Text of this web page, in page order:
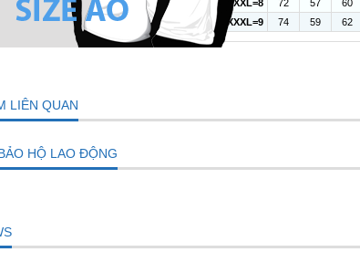
XXL=8
72 57 60
XXXL=9
74 59 62
LIÊN QUAN
HỘ LAO ĐỘNG